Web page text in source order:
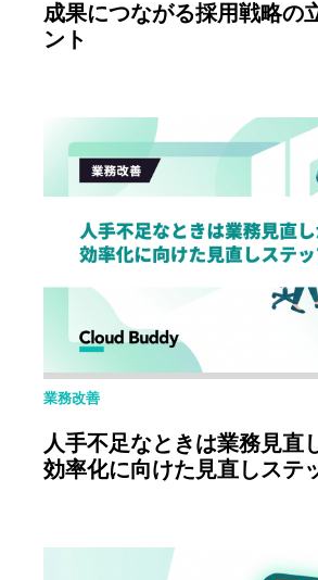
成果につながる採用戦略の
ント
業務改善
人手不足なときは業務見直
効率化に向けた見直しステ